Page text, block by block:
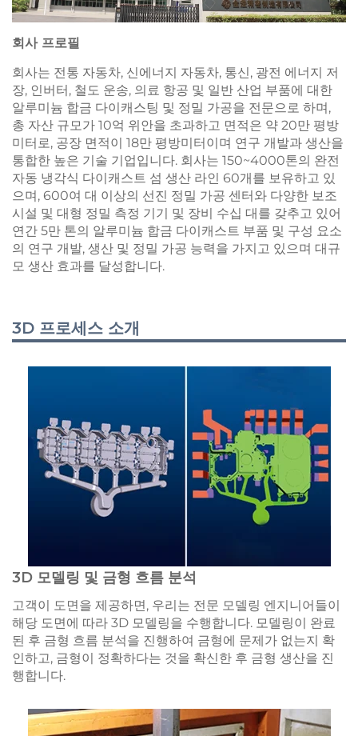
회사 프로필
회사는 전통 자동차, 신에너지 자동차, 통신, 광전 에너지 저
장, 인버터, 철도 운송, 의료 항공 및 일반 산업 부품에 대한
알루미늄 합금 다이캐스팅 및 정밀 가공을 전문으로 하며,
총 자산 규모가 10억 위안을 초과하고 면적은 약 20만 평방
미터로, 공장 면적이 18만 평방미터이며 연구 개발과 생산을
통합한 높은 기술 기업입니다. 회사는 150~4000톤의 완전
자동 냉각식 다이캐스트 섬 생산 라인 60개를 보유하고 있
으며, 600여 대 이상의 선진 정밀 가공 센터와 다양한 보조
시설 및 대형 정밀 측정 기기 및 장비 수십 대를 갖추고 있어
연간 5만 톤의 알루미늄 합금 다이캐스트 부품 및 구성 요소
의 연구 개발, 생산 및 정밀 가공 능력을 가지고 있으며 대규
모 생산 효과를 달성합니다.
3D 프로세스 소개
3D 모델링 및 금형 흐름 분석
고객이 도면을 제공하면, 우리는 전문 모델링 엔지니어들이
해당 도면에 따라 3D 모델링을 수행합니다. 모델링이 완료
된 후 금형 흐름 분석을 진행하여 금형에 문제가 없는지 확
인하고, 금형이 정확하다는 것을 확신한 후 금형 생산을 진
행합니다.